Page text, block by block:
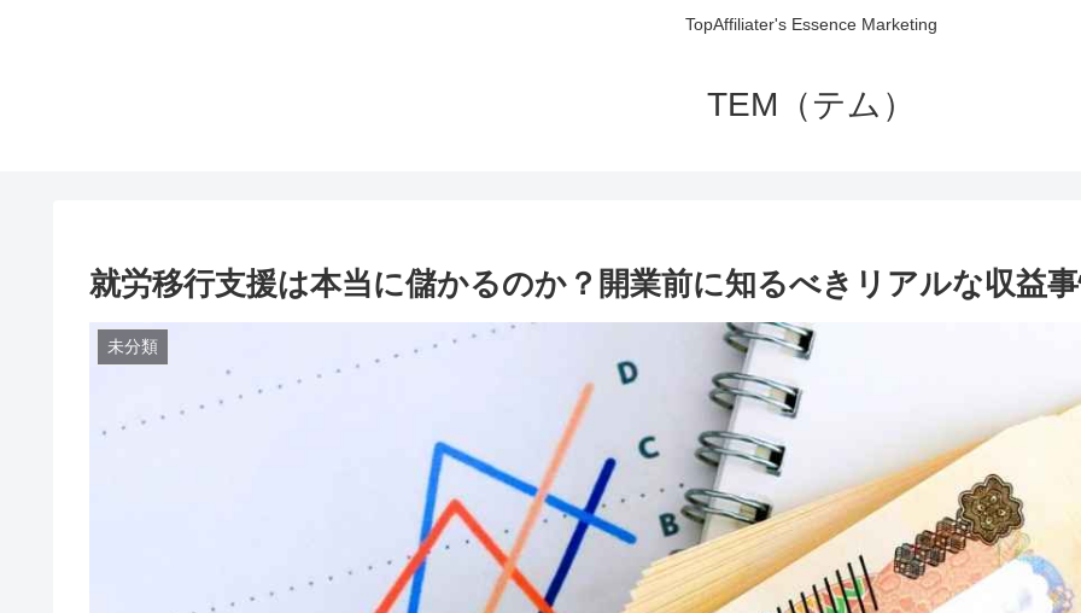
TopAffiliater's Essence Marketing
TEM（テム）
就労移行支援は本当に儲かるのか？開業前に知るべきリアルな収益
未分類